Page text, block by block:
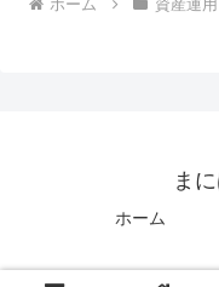
ホーム 資産運用
ま
ホーム